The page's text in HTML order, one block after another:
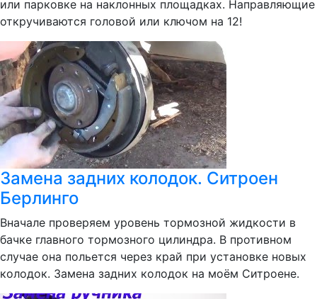
или парковке на наклонных площадках. Направляющие
откручиваются головой или ключом на 12!
Замена задних колодок. Ситроен
Берлинго
Вначале проверяем уровень тормозной жидкости в
бачке главного тормозного цилиндра. В противном
случае она польется через край при установке новых
колодок. Замена задних колодок на моём Ситроене.